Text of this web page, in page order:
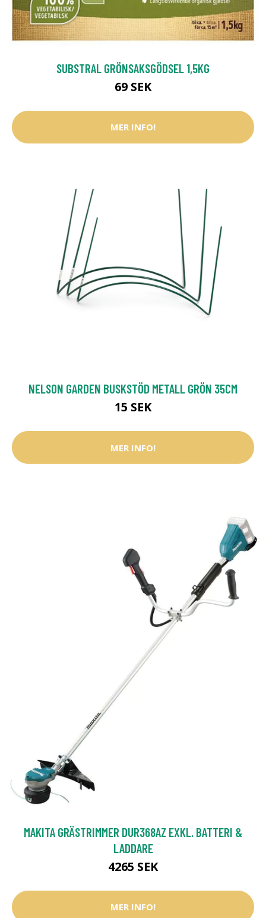
SUBSTRAL GRÖNSAKSGÖDSEL 1,5KG
69 SEK
MER INFO!
NELSON GARDEN BUSKSTÖD METALL GRÖN 35CM
15 SEK
MER INFO!
MAKITA GRÄSTRIMMER DUR368AZ EXKL. BATTERI &
LADDARE
4265 SEK
MER INFO!